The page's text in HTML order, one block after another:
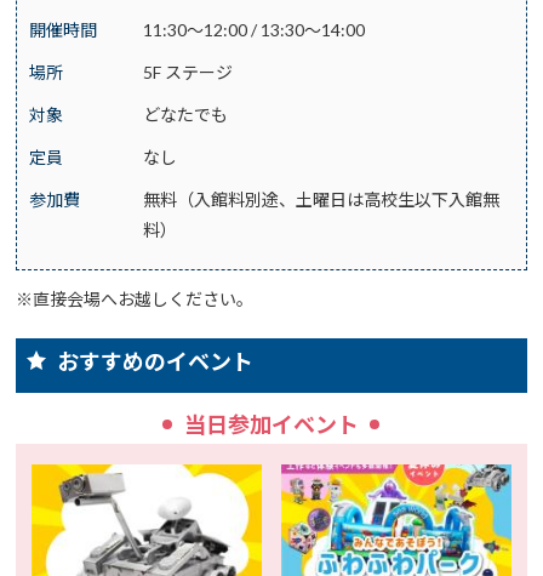
開催時間 11:30～12:00 / 13:30～14:00
場所 5F ステージ
対象 どなたでも
定員 なし
参加費
無料（入館料別途、土曜日は高校生以下入館無
料）
※直接会場へお越しください。
おすすめのイベント
当日参加イベント